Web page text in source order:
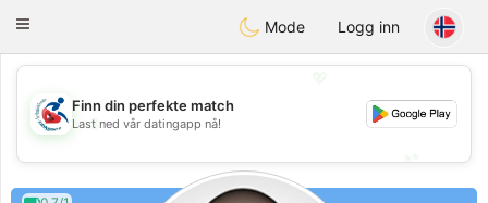
Handi Space
Toggle
Mode Logg inn
💖
💕
Finn din perfekte match
Last ned vår datingapp nå!